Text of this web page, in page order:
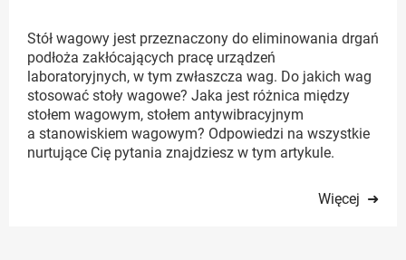
Stół wagowy jest przeznaczony do eliminowania drgań
podłoża zakłócających pracę urządzeń
laboratoryjnych, w tym zwłaszcza wag. Do jakich wag
stosować stoły wagowe? Jaka jest różnica między
stołem wagowym, stołem antywibracyjnym
a stanowiskiem wagowym? Odpowiedzi na wszystkie
nurtujące Cię pytania znajdziesz w tym artykule.
Więcej ➜